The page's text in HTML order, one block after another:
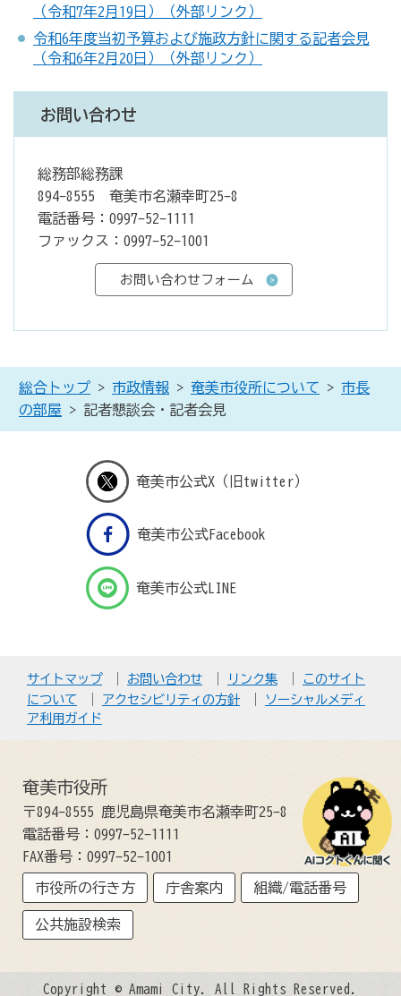
（令和7年2月19日）（外部リンク）
令和6年度当初予算および施政方針に関する記者会見
（令和6年2月20日）（外部リンク）
お問い合わせ
総務部総務課
894-8555 奄美市名瀬幸町25-8
電話番号：0997-52-1111
ファックス：0997-52-1001
総合トップ > 市政情報 > 奄美市役所について > 市長
の部屋 > 記者懇談会・記者会見
奄美市公式X（旧twitter）
奄美市公式Facebook
奄美市公式LINE
サイトマップ お問い合わせ リンク集
このサイト
について
アクセシビリティの方針
ソーシャルメディ
ア利用ガイド
奄美市役所
〒894-8555 鹿児島県奄美市名瀬幸町25-8
電話番号：0997-52-1111
FAX番号：0997-52-1001
市役所の行き方 庁舎案内 組織/電話番号
公共施設検索
Copyright © Amami City. All Rights Reserved.